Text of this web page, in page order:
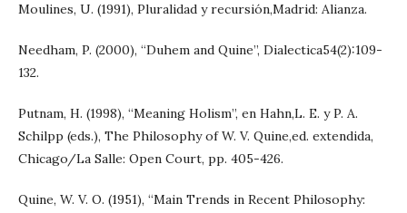
Moulines, U. (1991), Pluralidad y recursión,Madrid: Alianza.
Needham, P. (2000), “Duhem and Quine”, Dialectica54(2):109-
132.
Putnam, H. (1998), “Meaning Holism”, en Hahn,L. E. y P. A.
Schilpp (eds.), The Philosophy of W. V. Quine,ed. extendida,
Chicago/La Salle: Open Court, pp. 405-426.
Quine, W. V. O. (1951), “Main Trends in Recent Philosophy: